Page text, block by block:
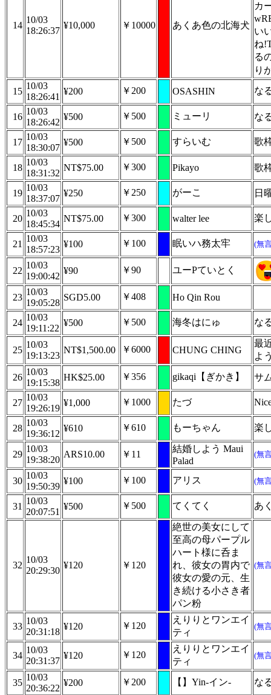
14
10/03
18:26:37
¥10,000 ￥10000 あくあ色の北海犬
カ
い
ね
る
り
15
10/03
18:26:41
¥200 ￥200 OSASHIN な
16
10/03
18:26:42
¥500 ￥500 ミューリ な
17
10/03
18:30:07
¥500 ￥500 すらいむ 歌
18
10/03
18:31:32
NT$75.00 ￥300 Pikayo 歌
19
10/03
18:37:07
¥250 ￥250 がーこ 日
20
10/03
18:45:34
NT$75.00 ￥300 walter lee 楽
21
10/03
18:57:23
¥100 ￥100 眠いハ務太牢 (無
22
10/03
19:00:42
¥90 ￥90 ユーPていとく
23
10/03
19:05:28
SGD5.00 ￥408 Ho Qin Rou
24
10/03
19:11:22
¥500 ￥500 海冬はにゅ な
25
10/03
19:13:23
NT$1,500.00 ￥6000 CHUNG CHING
最
よ
26
10/03
19:15:38
HK$25.00 ￥356 gikaqi【ぎかき】 サ
27
10/03
19:26:19
¥1,000 ￥1000 たづ
28
10/03
19:36:12
¥610 ￥610 もーちゃん 楽
29
10/03
19:38:20
ARS10.00 ￥11
結婚しよう Maui
Palad
(無
30
10/03
19:50:39
¥100 ￥100 アリス (無
31
10/03
20:07:51
¥500 ￥500 てくてく あ
32
10/03
20:29:30
¥120 ￥120
絶世の美女にして
至高の母パープル
ハート様に呑ま
れ、彼女の胃内で
彼女の愛の元、生
き続ける小さき者
パン粉
(無
33
10/03
20:31:18
¥120 ￥120
えりりとワンエイ
ティ
(無
34
10/03
20:31:37
¥120 ￥120
えりりとワンエイ
ティ
(無
35
10/03
20:36:22
¥200 ￥200 【】Yin-イン- な